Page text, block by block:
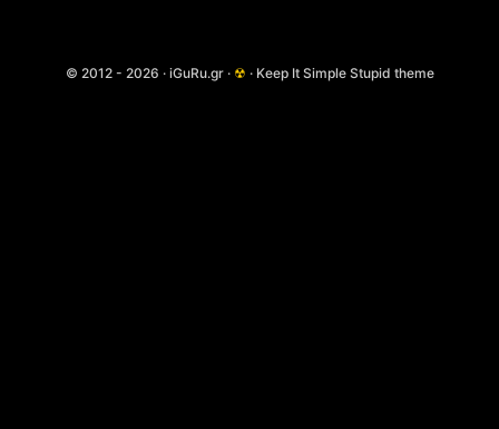
© 2012 - 2026 · iGuRu.gr · ☢ · Keep It Simple Stupid theme